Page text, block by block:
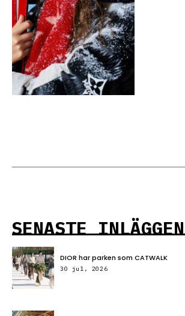
SENASTE INLÄGGEN
DIOR har parken som CATWALK
30 jul, 2026